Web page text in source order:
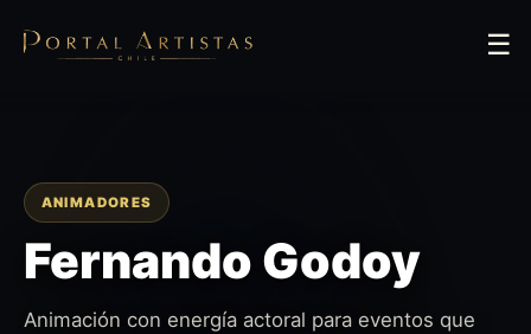
☰
ANIMADORES
Fernando Godoy
Animación con energía actoral para eventos que